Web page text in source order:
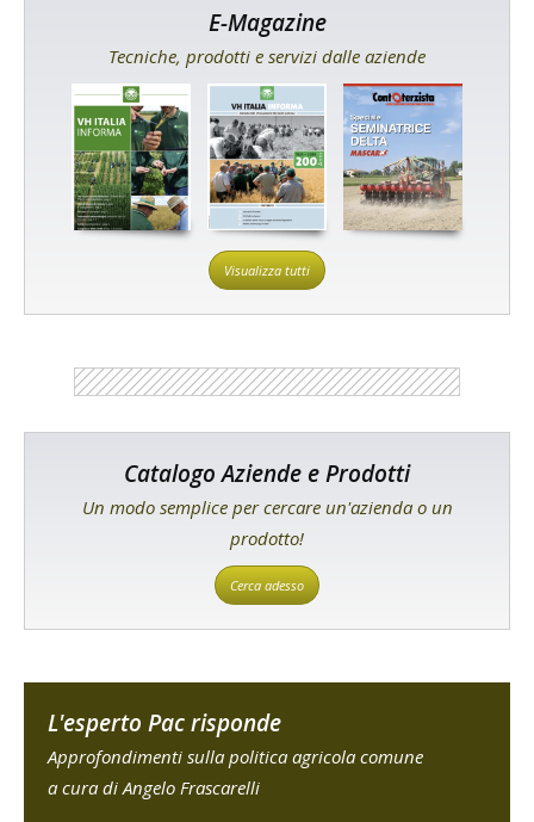
E-Magazine
Tecniche, prodotti e servizi dalle aziende
Visualizza tutti
Catalogo Aziende e Prodotti
Un modo semplice per cercare un'azienda o un
prodotto!
Cerca adesso
L'esperto Pac risponde
Approfondimenti sulla politica agricola comune
a cura di Angelo Frascarelli